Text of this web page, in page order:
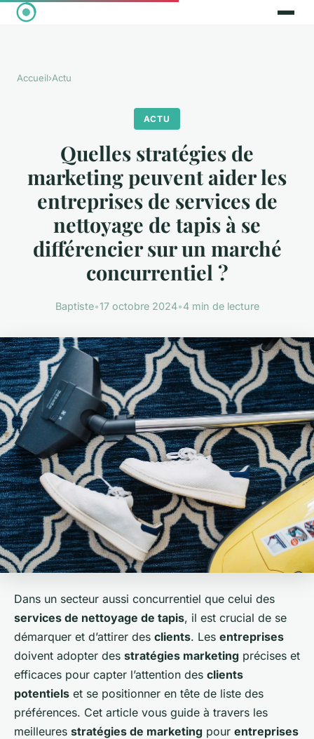
Accueil›Actu
ACTU
Quelles stratégies de
marketing peuvent aider les
entreprises de services de
nettoyage de tapis à se
différencier sur un marché
concurrentiel ?
Baptiste•17 octobre 2024•4 min de lecture
Dans un secteur aussi concurrentiel que celui des
services de nettoyage de tapis, il est crucial de se
démarquer et d’attirer des clients. Les entreprises
doivent adopter des stratégies marketing précises et
efficaces pour capter l’attention des clients
potentiels et se positionner en tête de liste des
préférences. Cet article vous guide à travers les
meilleures stratégies de marketing pour entreprises